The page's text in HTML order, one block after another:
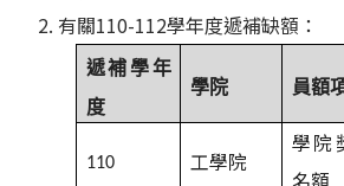
2. 有關110-112學年度遞補缺額：
遞補學年
度
學院 員額
110 工學院
學院